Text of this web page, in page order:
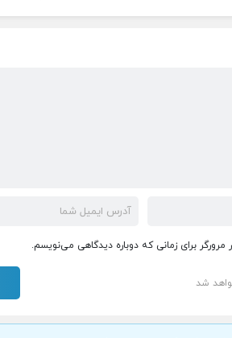
برای زمانی که دوباره دیدگاهی می‌نویسم.
شد